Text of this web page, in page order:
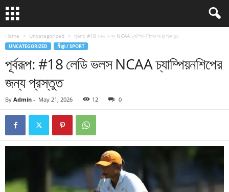
Home Uncategorized পূর্বরূপ: #18 লেডি ভলস NCAA চ্যাম্পিয়নশিপের জন্য প্রস্তুত
UNCATEGORIZED កីឡា / SPORT
পূর্বরূপ: #18 লেডি ভলস NCAA চ্যাম্পিয়নশিপের
জন্য প্রস্তুত
By Admin - May 21, 2026 12 0